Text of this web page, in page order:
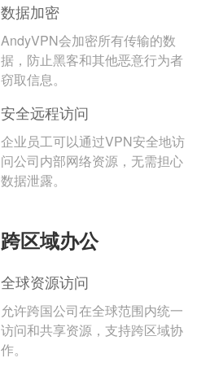
数据加密
AndyVPN会加密所有传输的数
据，防止黑客和其他恶意行为者
窃取信息。
安全远程访问
企业员工可以通过VPN安全地访
问公司内部网络资源，无需担心
数据泄露。
跨区域办公
全球资源访问
允许跨国公司在全球范围内统一
访问和共享资源，支持跨区域协
作。